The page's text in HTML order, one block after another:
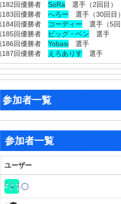
182回優勝者 SoRa 選手（2回目）
183回優勝者 へろー 選手（30回目）
184回優勝者
コーディー 選手（5回
185回優勝者
ビッグ・ベン 選手
186回優勝者 Yobasi 選手
187回優勝者
えろありす 選手
参加者一覧
参加者一覧
ユーザー
◯